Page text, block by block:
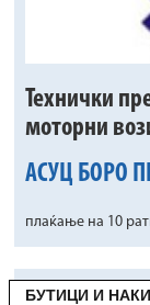
Технички
моторни
АСУЦ БОРО
плаќање на 10
БУТИЦИ И